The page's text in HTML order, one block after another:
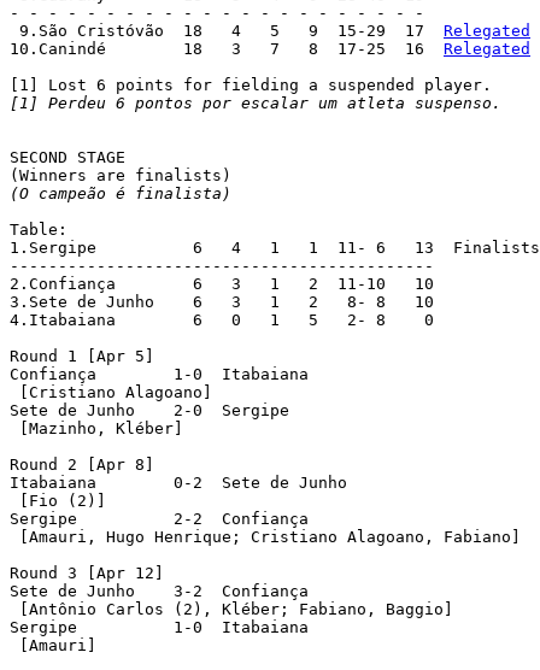
- - - - - - - - - - - - - - - - - - - - - -
9.São Cristóvão  18   4   5   9  15-29  17 Relegated
10.Canindé	  18   3   7   8  17-25  16 Relegated
[1] Perdeu 6 pontos por escalar um atleta suspenso.
SECOND STAGE
(O campeão é finalista)
Table:
1.Sergipe	   6   4   1   1  11- 6   13  Finalists
--------------------------------------------
2.Confiança	   6   3   1   2  11-10   10
3.Sete de Junho    6   3   1   2   8- 8   10
4.Itabaiana	   6   0   1   5   2- 8    0
Round 1 [Apr 5]
Confiança   	 1-0  Itabaiana
[Cristiano Alagoano]
Sete de Junho    2-0  Sergipe
[Mazinho, Kléber]
Round 2 [Apr 8]
Itabaiana  	 0-2  Sete de Junho
[Fio (2)]
Sergipe     	 2-2  Confiança
[Amauri, Hugo Henrique; Cristiano Alagoano, Fabiano]
Round 3 [Apr 12]
Sete de Junho	 3-2  Confiança
[Antônio Carlos (2), Kléber; Fabiano, Baggio]
Sergipe		 1-0  Itabaiana
[Amauri]